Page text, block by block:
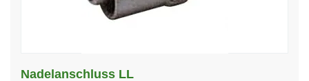
Nadelanschluss LL